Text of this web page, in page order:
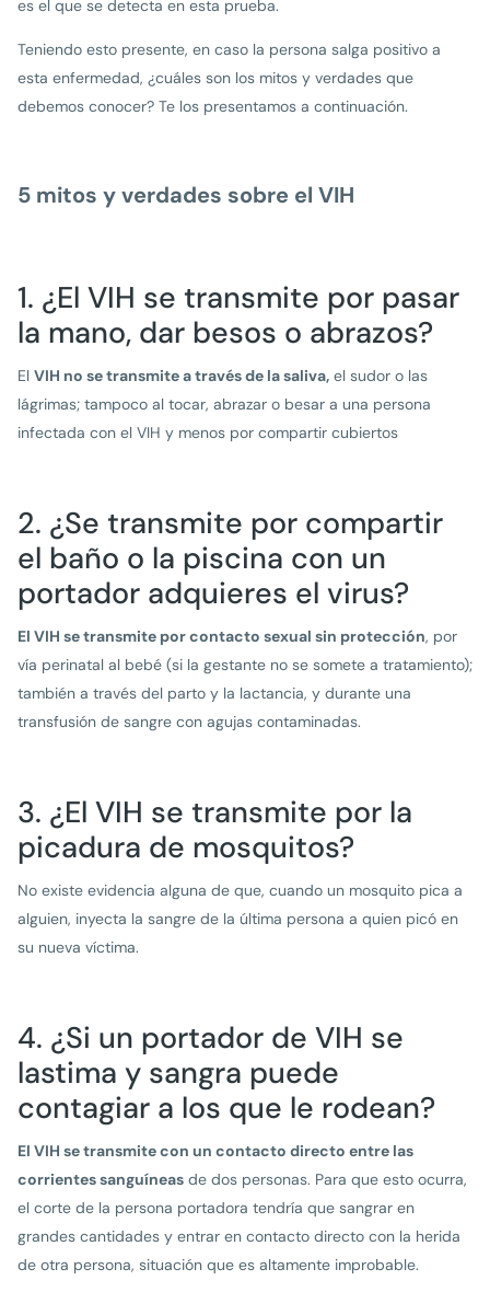
es el que se detecta en esta prueba.
Teniendo esto presente, en caso la persona salga positivo a
esta enfermedad, ¿cuáles son los mitos y verdades que
debemos conocer? Te los presentamos a continuación.
5 mitos y verdades sobre el VIH
1. ¿El VIH se transmite por pasar
la mano, dar besos o abrazos?
El VIH no se transmite a través de la saliva, el sudor o las
lágrimas; tampoco al tocar, abrazar o besar a una persona
infectada con el VIH y menos por compartir cubiertos
2. ¿Se transmite por compartir
el baño o la piscina con un
portador adquieres el virus?
El VIH se transmite por contacto sexual sin protección, por
vía perinatal al bebé (si la gestante no se somete a tratamiento);
también a través del parto y la lactancia, y durante una
transfusión de sangre con agujas contaminadas.
3. ¿El VIH se transmite por la
picadura de mosquitos?
No existe evidencia alguna de que, cuando un mosquito pica a
alguien, inyecta la sangre de la última persona a quien picó en
su nueva víctima.
4. ¿Si un portador de VIH se
lastima y sangra puede
contagiar a los que le rodean?
El VIH se transmite con un contacto directo entre las
corrientes sanguíneas de dos personas. Para que esto ocurra,
el corte de la persona portadora tendría que sangrar en
grandes cantidades y entrar en contacto directo con la herida
de otra persona, situación que es altamente improbable.